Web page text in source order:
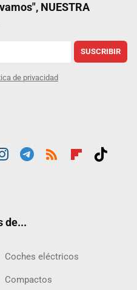
NUESTRA
SUSCRIBIR
de privacidad
de...
Coches eléctricos
Compactos